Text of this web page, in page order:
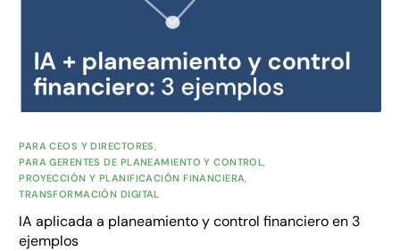
PARA CEOS Y DIRECTORES
PARA GERENTES DE PLANEAMIENTO Y CONTROL
PROYECCIÓN Y PLANIFICACIÓN FINANCIERA
TRANSFORMACIÓN DIGITAL
IA aplicada a planeamiento y control financiero en 3
ejemplos